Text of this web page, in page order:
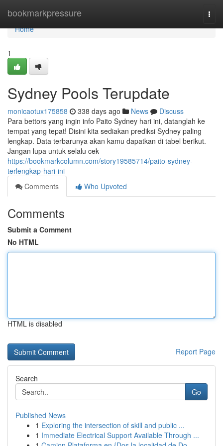
bookmarkpressure
Home
Home
1
Sydney Pools Terupdate
monicaotux175858 338 days ago News
Discuss
Para bettors yang ingin info Paito Sydney hari ini, datanglah ke
tempat yang tepat! Disini kita sediakan prediksi Sydney paling
lengkap. Data terbarunya akan kamu dapatkan di tabel berikut.
Jangan lupa untuk selalu cek
https://bookmarkcolumn.com/story19585714/paito-sydney-
terlengkap-hari-ini
Comments
Who Upvoted
Comments
Submit a Comment
No HTML
HTML is disabled
Report Page
Search
Go
Published News
1 Exploring the intersection of skill and public ...
1 Immediate Electrical Support Available Through ...